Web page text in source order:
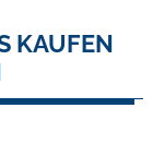
KAUFEN